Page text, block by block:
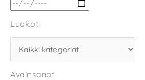
Luokat
Avainsanat